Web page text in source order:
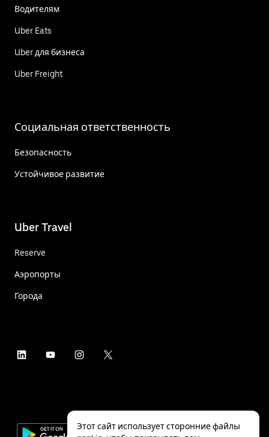
Водителям
Uber Eats
Uber для бизнеса
Uber Freight
Социальная ответственность
Безопасность
Устойчивое развитие
Uber Travel
Reserve
Аэропорты
Города
Этот сайт использует сторонние файлы